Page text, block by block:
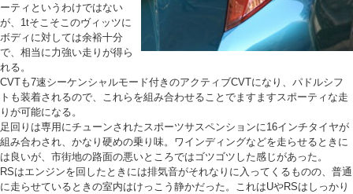
ーティというわけではない
が、1tそこそこのヴィッツに
ボディに対しては余裕十分
で、相当に力強い走りが得ら
れる。
CVTも7速シーケンシャルモード付きのアクティブCVTになり、パドルシフ
トも装着されるので、これらを組み合わせることでますますスポーティな走
りが可能になる。
足回りは専用にチューンされたスポーツサスペンションに16インチタイヤが
組み合わされ、かなり硬めの乗り味。ワインディングなどを走らせるときに
は良いが、市街地の路面の悪いところではゴツゴツした感じがあった。
RSはエンジンを回したときには排気音がそれなりに入ってくるものの、普通
に走らせているときの室内はけっこう静かだった。これはUやRSはしっかり